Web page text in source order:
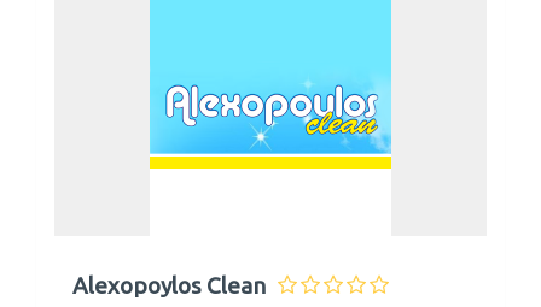
Αlexopoylos Clean